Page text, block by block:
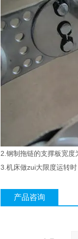
2.钢制拖链的支撑板宽
3.机床做zui大限度运转
产品咨询